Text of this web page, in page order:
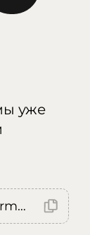
уже
Error: (intermediate value)(intermediate value)(intermediate value).replaceAll is not a function